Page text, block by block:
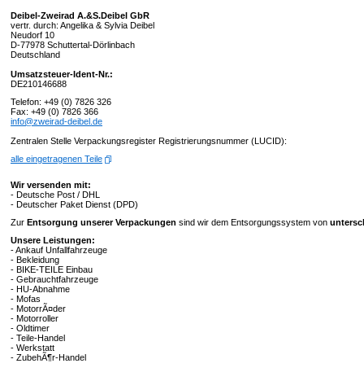
Deibel-Zweirad A.&S.Deibel GbR
vertr. durch: Angelika & Sylvia Deibel
Neudorf 10
D-77978 Schuttertal-Dörlinbach
Deutschland
Umsatzsteuer-Ident-Nr.:
DE210146688
Telefon: +49 (0) 7826 326
Fax: +49 (0) 7826 366
info@zweirad-deibel.de
Zentralen Stelle Verpackungsregister Registrierungsnummer (LUCID):
alle eingetragenen Teile
Wir versenden mit:
- Deutsche Post / DHL
- Deutscher Paket Dienst (DPD)
Zur Entsorgung unserer Verpackungen sind wir dem Entsorgungssystem von
Unsere Leistungen:
- Ankauf Unfallfahrzeuge
- Bekleidung
- BIKE-TEILE Einbau
- Gebrauchtfahrzeuge
- HU-Abnahme
- Mofas
- MotorrÃ¤der
- Motorroller
- Oldtimer
- Teile-Handel
- Werkstatt
- ZubehÃ¶r-Handel